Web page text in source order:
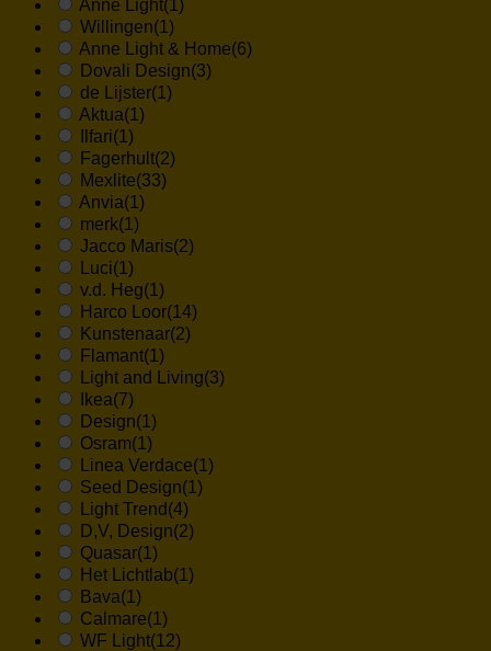
Anne Light(1)
Willingen(1)
Anne Light & Home(6)
Dovali Design(3)
de Lijster(1)
Aktua(1)
Ilfari(1)
Fagerhult(2)
Mexlite(33)
Anvia(1)
merk(1)
Jacco Maris(2)
Luci(1)
v.d. Heg(1)
Harco Loor(14)
Kunstenaar(2)
Flamant(1)
Light and Living(3)
Ikea(7)
Design(1)
Osram(1)
Linea Verdace(1)
Seed Design(1)
Light Trend (4)
D,V, Design(2)
Quasar(1)
Het Lichtlab(1)
Bava(1)
Calmare(1)
WF Light(12)